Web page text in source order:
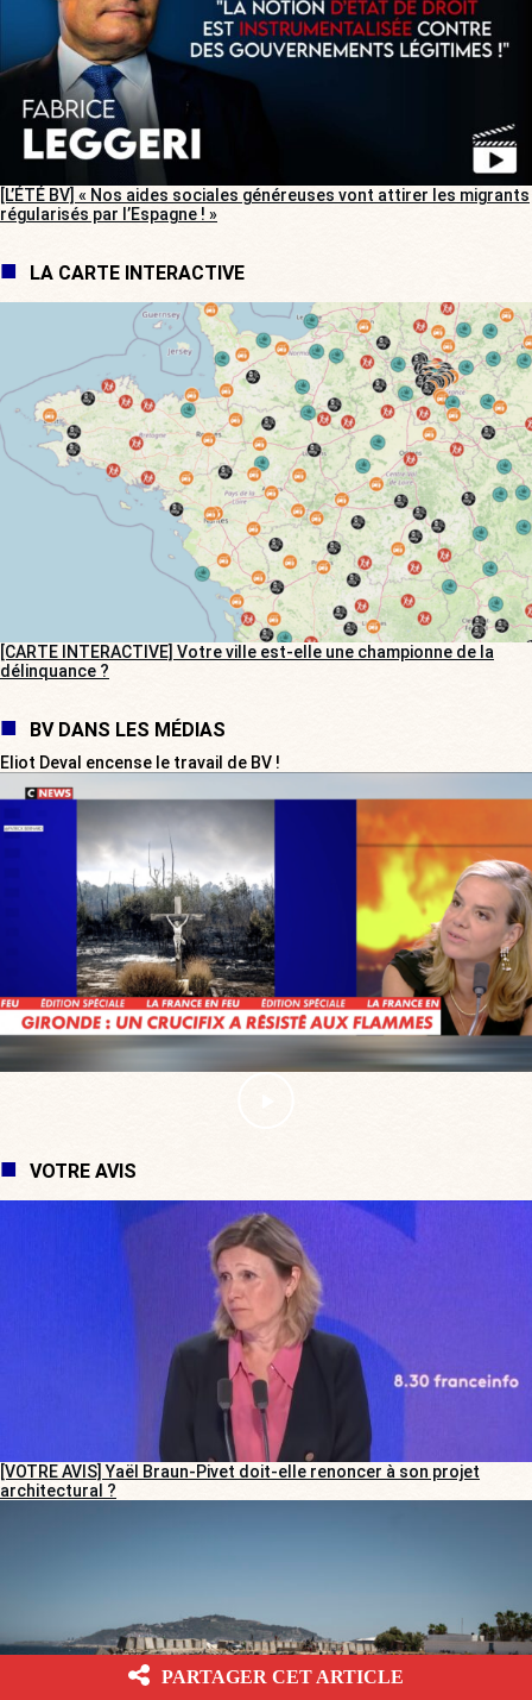
[L’ÉTÉ BV] « Nos aides sociales généreuses vont attirer les migrants
régularisés par l’Espagne ! »
LA CARTE INTERACTIVE
[CARTE INTERACTIVE] Votre ville est-elle une championne de la
délinquance ?
BV DANS LES MÉDIAS
Eliot Deval encense le travail de BV !
VOTRE AVIS
[VOTRE AVIS] Yaël Braun-Pivet doit-elle renoncer à son projet
architectural ?
PARTAGER CET ARTICLE